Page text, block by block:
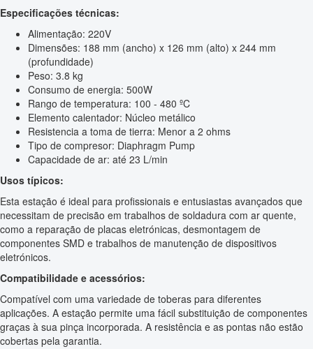
Especificações técnicas:
Alimentação: 220V
Dimensões: 188 mm (ancho) x 126 mm (alto) x 244 mm
(profundidade)
Peso: 3.8 kg
Consumo de energia: 500W
Rango de temperatura: 100 - 480 ºC
Elemento calentador: Núcleo metálico
Resistencia a toma de tierra: Menor a 2 ohms
Tipo de compresor: Diaphragm Pump
Capacidade de ar: até 23 L/min
Usos típicos:
Esta estação é ideal para profissionais e entusiastas avançados que
necessitam de precisão em trabalhos de soldadura com ar quente,
como a reparação de placas eletrónicas, desmontagem de
componentes SMD e trabalhos de manutenção de dispositivos
eletrónicos.
Compatibilidade e acessórios:
Compatível com uma variedade de toberas para diferentes
aplicações. A estação permite uma fácil substituição de componentes
graças à sua pinça incorporada. A resistência e as pontas não estão
cobertas pela garantia.